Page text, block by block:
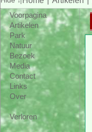
Voorpagina
Artikelen
Park
Natuur
Bezoek
Media
Contact
Links
Over
Verloren